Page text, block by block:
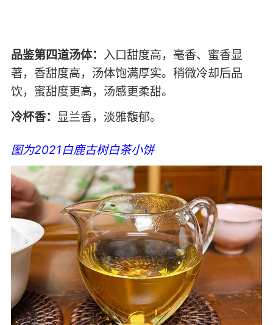
品鉴第四道汤体： 入口甜度高，毫香、蜜香显
著，香甜度高，汤体饱满厚实。稍微冷却后品
饮，蜜甜度更高，汤感更柔甜。
冷杯香： 显兰香，淡雅馥郁。
图为2021白鹿古树白茶小饼